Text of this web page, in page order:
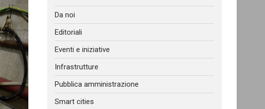
Da noi
Editoriali
Eventi e iniziative
Infrastrutture
Pubblica amministrazione
Smart cities